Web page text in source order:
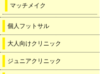
マッチメイク
個人フットサル
大人向けクリニック
ジュニアクリニック